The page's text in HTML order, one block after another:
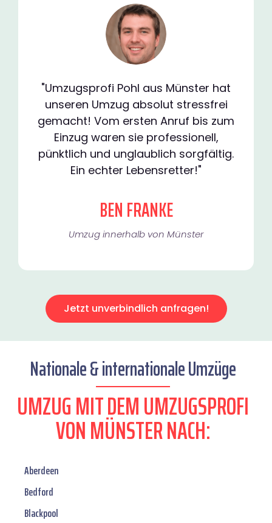
"Umzugsprofi Pohl aus Münster hat
unseren Umzug absolut stressfrei
gemacht! Vom ersten Anruf bis zum
Einzug waren sie professionell,
pünktlich und unglaublich sorgfältig.
Ein echter Lebensretter!"
BEN FRANKE
Umzug innerhalb von Münster​
Jetzt unverbindlich anfragen!
Nationale & internationale Umzüge
UMZUG MIT DEM UMZUGSPROFI
VON MÜNSTER NACH:
Aberdeen
Bedford
Blackpool